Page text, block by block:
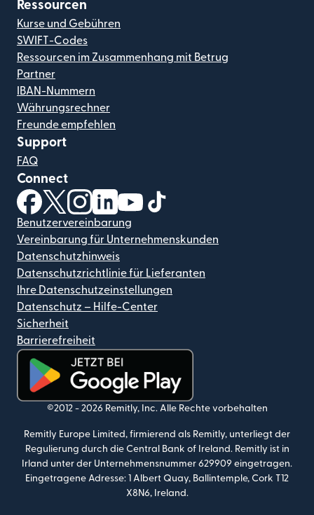
Ressourcen
Kurse und Gebühren
SWIFT-Codes
Ressourcen im Zusammenhang mit Betrug
Partner
IBAN-Nummern
Währungsrechner
Freunde empfehlen
Support
FAQ
Connect
(wird in einem neuen Fenster geöffnet)
(wird in einem neuen Fenster geöffnet)
(wird in einem neuen Fenster geöffnet)
(wird in einem neuen Fenster geöffnet)
(wird in einem neuen Fenster
Benutzervereinbarung
Vereinbarung für Unternehmenskunden
Datenschutzhinweis
Datenschutzrichtlinie für Lieferanten
Ihre Datenschutzeinstellungen
Datenschutz – Hilfe-Center
Sicherheit
Barrierefreiheit
(wird in einem neuen Fenster geöffnet)
©2012 - 2026 Remitly, Inc. Alle Rechte vorbehalten
Remitly Europe Limited, firmierend als Remitly, unterliegt der
Regulierung durch die Central Bank of Ireland. Remitly ist in
Irland unter der Unternehmensnummer 629909 eingetragen.
Eingetragene Adresse: 1 Albert Quay, Ballintemple, Cork T12
X8N6, Ireland.